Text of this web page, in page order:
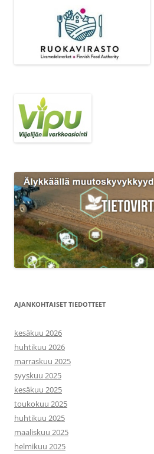
AJANKOHTAISET TIEDOTTEET
kesäkuu 2026
huhtikuu 2026
marraskuu 2025
syyskuu 2025
kesäkuu 2025
toukokuu 2025
huhtikuu 2025
maaliskuu 2025
helmikuu 2025